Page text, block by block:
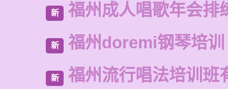
新 福州成人唱歌年会排
新 福州doremi钢琴培训
新 福州流行唱法培训班